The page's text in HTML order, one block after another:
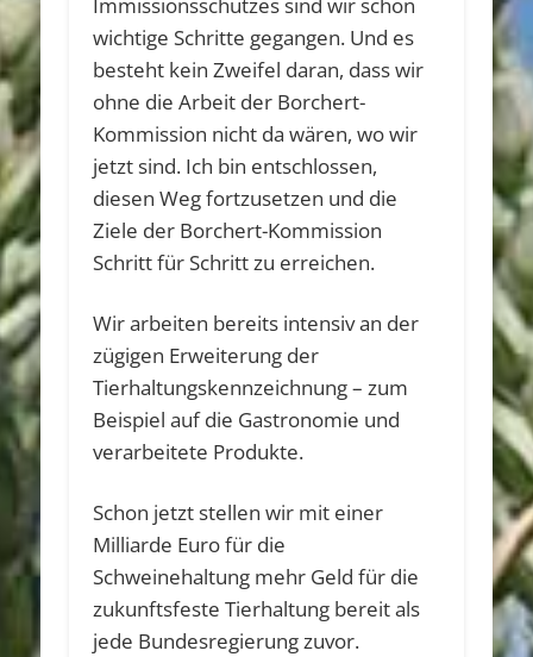
wichtige Schritte gegangen. Und es
besteht kein Zweifel daran, dass wir
ohne die Arbeit der Borchert-
Kommission nicht da wären, wo wir
jetzt sind. Ich bin entschlossen,
diesen Weg fortzusetzen und die
Ziele der Borchert-Kommission
Schritt für Schritt zu erreichen.
Wir arbeiten bereits intensiv an der
zügigen Erweiterung der
Tierhaltungskennzeichnung – zum
Beispiel auf die Gastronomie und
verarbeitete Produkte.
Schon jetzt stellen wir mit einer
Milliarde Euro für die
Schweinehaltung mehr Geld für die
zukunftsfeste Tierhaltung bereit als
jede Bundesregierung zuvor.